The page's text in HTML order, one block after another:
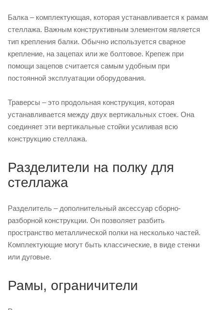
Балка – комплектующая, которая устанавливается к рамам
стеллажа. Важным конструктивным элементом является
тип крепления балки. Обычно используется сварное
крепление, на зацепах или же болтовое. Крепеж при
помощи зацепов считается самым удобным при
постоянной эксплуатации оборудования.
Траверсы – это продольная конструкция, которая
устанавливается между двух вертикальных стоек. Она
соединяет эти вертикальные стойки усиливая всю
конструкцию стеллажа.
Разделители на полку для
стеллажа
Разделитель – дополнительный аксессуар сборно-
разборной конструкции. Он позволяет разбить
пространство металлической полки на несколько частей.
Комплектующие могут быть классические, в виде стенки
или дуговые.
Рамы, ограничители